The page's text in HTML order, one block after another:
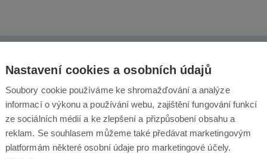
×
×
×
×
100 % lidí produkt
Nastavení cookies a osobních údajů
Soubory cookie používáme ke shromažďování a analýze
informací o výkonu a používání webu, zajištění fungování funkcí
ze sociálních médií a ke zlepšení a přizpůsobení obsahu a
reklam. Se souhlasem můžeme také předávat marketingovým
platformám některé osobní údaje pro marketingové účely.